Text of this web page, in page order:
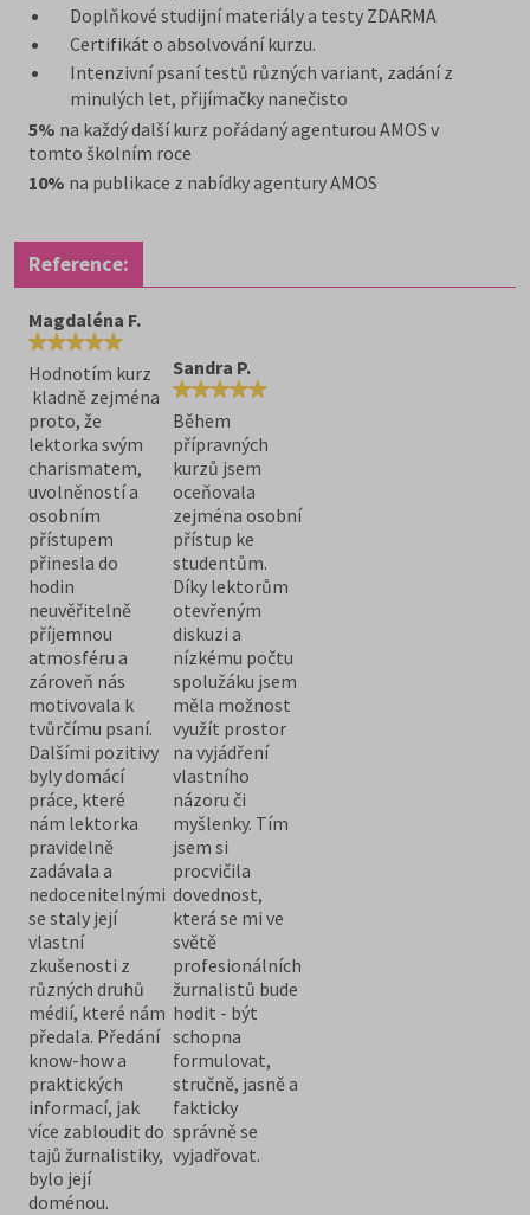
Doplňkové studijní materiály a testy ZDARMA
Certifikát o absolvování kurzu.
Intenzivní psaní testů různých variant, zadání z
minulých let, přijímačky nanečisto
5% na každý další kurz pořádaný agenturou AMOS v
tomto školním roce
10% na publikace z nabídky agentury AMOS
Reference:
Magdaléna F.
Hodnotím kurz
kladně zejména
proto, že
lektorka svým
charismatem,
uvolněností a
osobním
přístupem
přinesla do
hodin
neuvěřitelně
příjemnou
atmosféru a
zároveň nás
motivovala k
tvůrčímu psaní.
Dalšími pozitivy
byly domácí
práce, které
nám lektorka
pravidelně
zadávala a
nedocenitelnými
se staly její
vlastní
zkušenosti z
různých druhů
médií, které nám
předala. Předání
know-how a
praktických
informací, jak
více zabloudit do
tajů žurnalistiky,
bylo její
doménou.
Sandra P.
Během
přípravných
kurzů jsem
oceňovala
zejména osobní
přístup ke
studentům.
Díky lektorům
otevřeným
diskuzi a
nízkému počtu
spolužáku jsem
měla možnost
využít prostor
na vyjádření
vlastního
názoru či
myšlenky. Tím
jsem si
procvičila
dovednost,
která se mi ve
světě
profesionálních
žurnalistů bude
hodit - být
schopna
formulovat,
stručně, jasně a
fakticky
správně se
vyjadřovat.